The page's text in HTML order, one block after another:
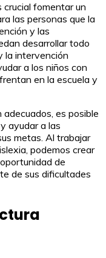
crucial fomentar un
las personas que la
y las
desarrollar todo
la intervención
a los niños con
en la escuela y
es posible
ayudar a las
metas. Al trabajar
podemos crear
de
de sus dificultades